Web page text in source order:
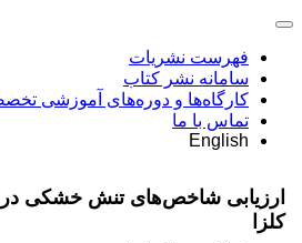
فهرست نشریات
سامانه نشر کتاب
کارگاه‌ها و دوره‌های آموزشی
تماس با ما
English
ارزیابی شاخص‌های تنش خشکی در
کلزا